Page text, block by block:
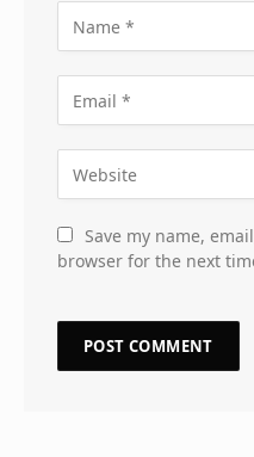
Save my name,
browser for the next